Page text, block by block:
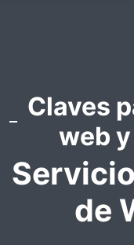
Claves
web
de